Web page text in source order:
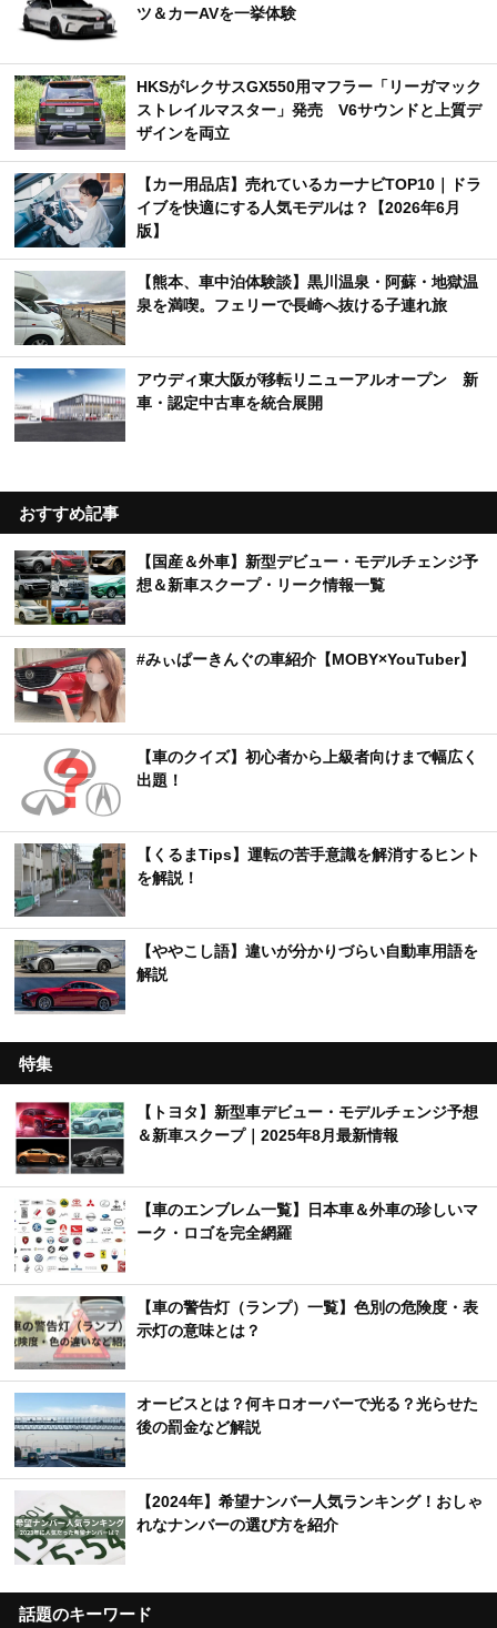
ツ＆カーAVを一挙体験
HKSがレクサスGX550用マフラー「リーガマック
ストレイルマスター」発売 V6サウンドと上質デ
ザインを両立
【カー用品店】売れているカーナビTOP10｜ドラ
イブを快適にする人気モデルは？【2026年6月
版】
【熊本、車中泊体験談】黒川温泉・阿蘇・地獄温
泉を満喫。フェリーで長崎へ抜ける子連れ旅
アウディ東大阪が移転リニューアルオープン 新
車・認定中古車を統合展開
おすすめ記事
【国産＆外車】新型デビュー・モデルチェンジ予
想＆新車スクープ・リーク情報一覧
#みぃぱーきんぐの車紹介【MOBY×YouTuber】
【車のクイズ】初心者から上級者向けまで幅広く
出題！
【くるまTips】運転の苦手意識を解消するヒント
を解説！
【ややこし語】違いが分かりづらい自動車用語を
解説
特集
【トヨタ】新型車デビュー・モデルチェンジ予想
＆新車スクープ｜2025年8月最新情報
【車のエンブレム一覧】日本車＆外車の珍しいマ
ーク・ロゴを完全網羅
【車の警告灯（ランプ）一覧】色別の危険度・表
示灯の意味とは？
オービスとは？何キロオーバーで光る？光らせた
後の罰金など解説
【2024年】希望ナンバー人気ランキング！おしゃ
れなナンバーの選び方を紹介
話題のキーワード